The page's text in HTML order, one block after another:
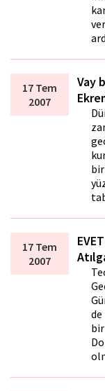
17 Tem
2007
Vay
17 Tem
2007
de